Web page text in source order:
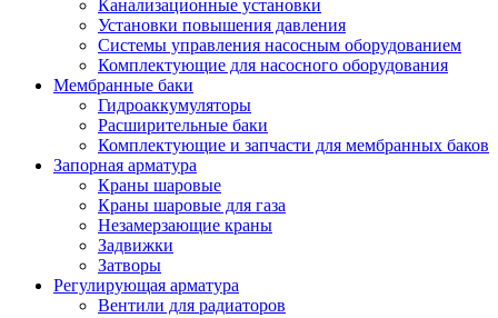
Канализационные установки
Установки повышения давления
Системы управления насосным оборудованием
Комплектующие для насосного оборудования
Мембранные баки
Гидроаккумуляторы
Расширительные баки
Комплектующие и запчасти для мембранных баков
Запорная арматура
Краны шаровые
Краны шаровые для газа
Незамерзающие краны
Задвижки
Затворы
Регулирующая арматура
Вентили для радиаторов